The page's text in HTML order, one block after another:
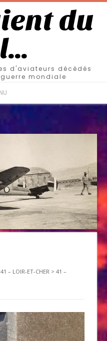
du
d'aviateurs décédés
mondiale
41 – LOIR-ET-CHER > 41 –